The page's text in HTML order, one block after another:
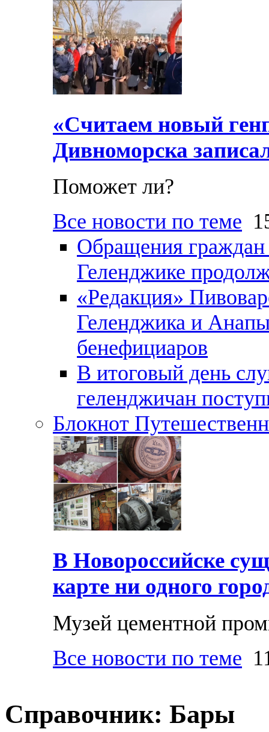
«Считаем новый
Дивноморска
Поможет ли?
Все новости по теме
Обращения граждан
Геленджике
«Редакция»
Геленджика и
бенефициаров
В итоговый день
геленджичан
Блокнот
В Новороссийске
карте ни одного
Музей цементной
Все новости по теме
Справочник: Бары